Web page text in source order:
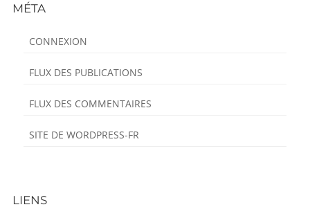
Content
MÉTA
CONNEXION
FLUX DES PUBLICATIONS
FLUX DES COMMENTAIRES
SITE DE WORDPRESS-FR
LIENS